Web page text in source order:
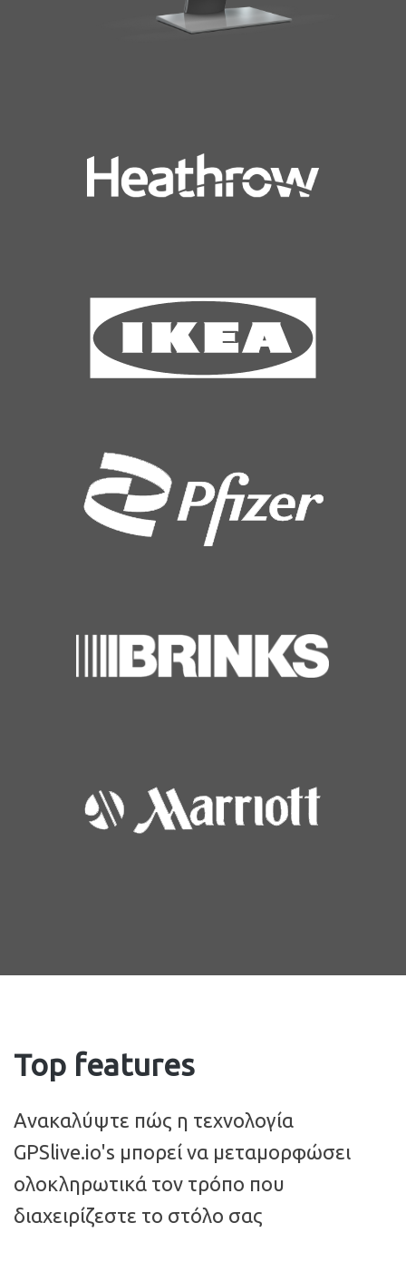
Top features
Ανακαλύψτε πώς η τεχνολογία
GPSlive.io's μπορεί να μεταμορφώσει
ολοκληρωτικά τον τρόπο που
διαχειρίζεστε το στόλο σας